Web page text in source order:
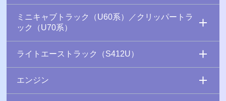
ミニキャブトラック（U60系）／クリッパートラ
ック（U70系）
ライトエーストラック（S412U）
エンジン